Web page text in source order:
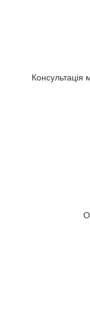
Консультація